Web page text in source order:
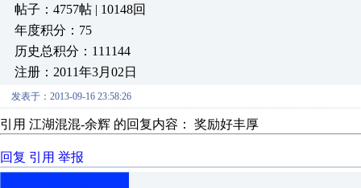
帖子：4757帖 | 10148回
年度积分：75
历史总积分：111144
注册：2011年3月02日
发表于：2013-09-16 23:58:26
引用 江湖混混-余辉 的回复内容： 奖励好丰厚
回复 引用 举报